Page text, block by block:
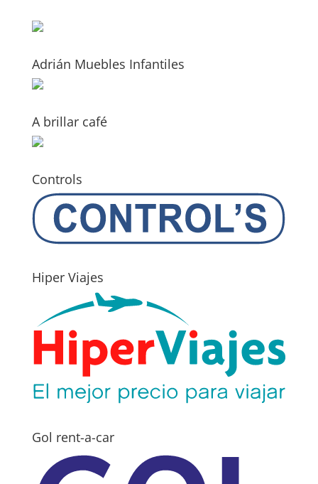
Adrián Muebles Infantiles
A brillar café
Controls
Hiper Viajes
Gol rent-a-car